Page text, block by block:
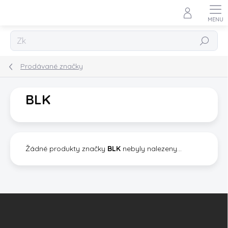
Hledat
Prodávané značky
BLK
Žádné produkty značky BLK nebyly nalezeny...